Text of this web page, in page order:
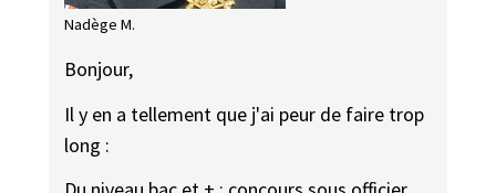
Nadège M.
Bonjour,
Il y en a tellement que j'ai peur de faire trop
long :